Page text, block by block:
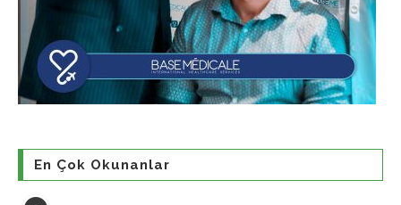
En Çok Okunanlar